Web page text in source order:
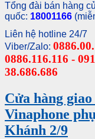
Tổng đài bán hàng
quốc: 18001166
Liên hệ hotline 24/7
Viber/Zalo:
0886.116.116 -
38.686.686
Cửa hàng
Vinaphone
Khánh 2/9